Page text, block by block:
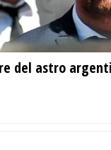
del astro